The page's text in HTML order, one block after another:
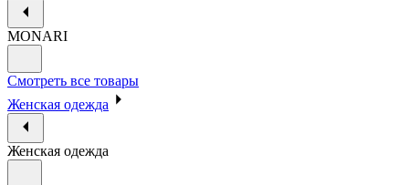
MONARI
Смотреть все товары
Женская одежда
Женская одежда